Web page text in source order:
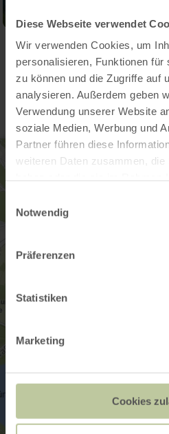
Diese Webseite verwendet
Wir verwenden Cookies, um
personalisieren, Funktionen für
zu können und die Zugriffe auf
analysieren. Außerdem geben
Verwendung unserer Website
soziale Medien, Werbung und
Partner führen diese
weiteren Daten zusammen, die
Notwendig
Präferenzen
Statistiken
Marketing
Cookies
Kontakt